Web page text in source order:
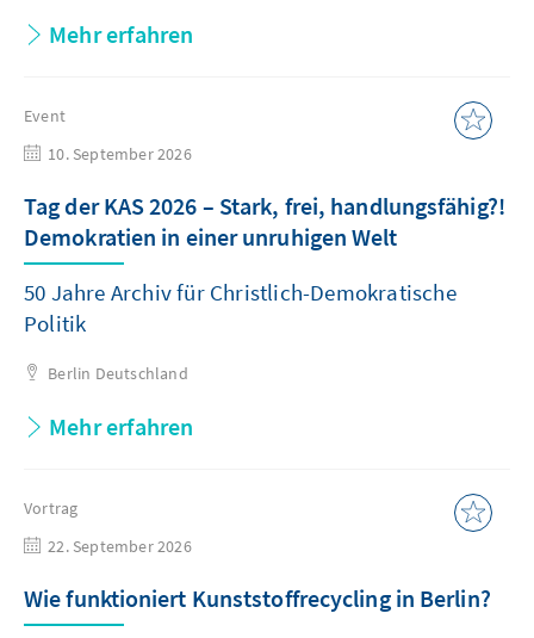
Mehr erfahren
Event
10. September 2026
Tag der KAS 2026 – Stark, frei, handlungsfähig?!
Demokratien in einer unruhigen Welt
50 Jahre Archiv für Christlich-Demokratische
Politik
Berlin Deutschland
Mehr erfahren
Vortrag
22. September 2026
Wie funktioniert Kunststoffrecycling in Berlin?